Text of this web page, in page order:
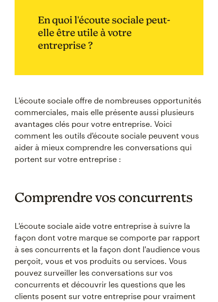
En quoi l'écoute sociale peut-
elle être utile à votre
entreprise ?
L'écoute sociale offre de nombreuses opportunités
commerciales, mais elle présente aussi plusieurs
avantages clés pour votre entreprise. Voici
comment les outils d'écoute sociale peuvent vous
aider à mieux comprendre les conversations qui
portent sur votre entreprise :
Comprendre vos concurrents
L'écoute sociale aide votre entreprise à suivre la
façon dont votre marque se comporte par rapport
à ses concurrents et la façon dont l'audience vous
perçoit, vous et vos produits ou services. Vous
pouvez surveiller les conversations sur vos
concurrents et découvrir les questions que les
clients posent sur votre entreprise pour vraiment